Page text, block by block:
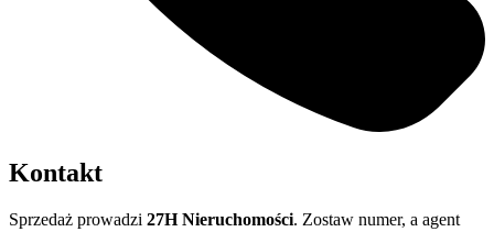
Kontakt
Sprzedaż prowadzi 27H Nieruchomości. Zostaw numer, a agent